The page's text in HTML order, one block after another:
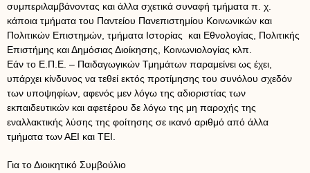
συμπεριλαμβάνοντας και άλλα σχετικά συναφή τμήματα π. χ.
κάποια τμήματα του Παντείου Πανεπιστημίου Κοινωνικών και
Πολιτικών Επιστημών, τμήματα Ιστορίας και Εθνολογίας, Πολιτικής
Επιστήμης και Δημόσιας Διοίκησης, Κοινωνιολογίας κλπ.
Εάν το Ε.Π.Ε. – Παιδαγωγικών Τμημάτων παραμείνει ως έχει,
υπάρχει κίνδυνος να τεθεί εκτός προτίμησης του συνόλου σχεδόν
των υποψηφίων, αφενός μεν λόγω της αδιοριστίας των
εκπαιδευτικών και αφετέρου δε λόγω της μη παροχής της
εναλλακτικής λύσης της φοίτησης σε ικανό αριθμό από άλλα
τμήματα των ΑΕΙ και ΤΕΙ.
Για το Διοικητικό Συμβούλιο